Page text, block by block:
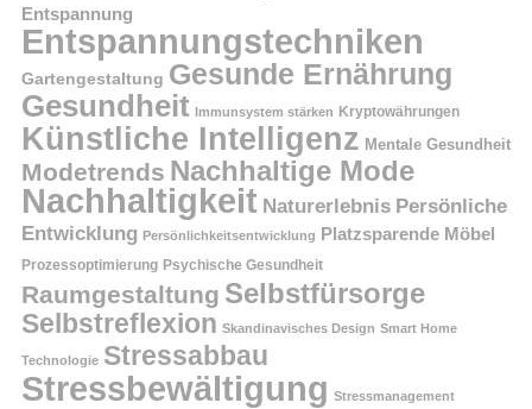
Entspannung
Entspannungstechniken
Gartengestaltung Gesunde Ernährung
Gesundheit Immunsystem stärken Kryptowährungen
Künstliche Intelligenz Mentale Gesundheit
Modetrends Nachhaltige Mode
Nachhaltigkeit Naturerlebnis Persönliche
Entwicklung Persönlichkeitsentwicklung Platzsparende Möbel
Prozessoptimierung Psychische Gesundheit
Raumgestaltung Selbstfürsorge
Selbstreflexion Skandinavisches Design Smart Home
Technologie Stressabbau
Stressbewältigung Stressmanagement